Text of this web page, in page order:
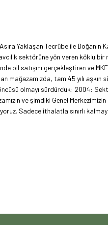
Yaklaşan Tecrübe ile Doğanın
sektörüne yön veren köklü
pil satışını gerçekleştiren ve
mağazamızda, tam 45 yılı
olmayı sürdürdük: 2004:
ve şimdiki Genel
Sadece ithalatla sınırlı